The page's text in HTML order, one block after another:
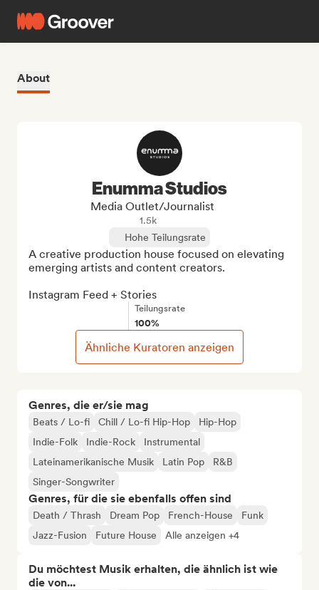
About
Genres, die er/sie mag
Beats / Lo-fi Chill / Lo-fi Hip-Hop
Hip-Hop
Indie-Folk
Indie-Rock
Instrumental
Lateinamerikanische Musik
Latin Pop
R&B
Singer-Songwriter
Genres, für die sie ebenfalls offen sind
Death / Thrash Dream Pop French-House
Funk
Jazz-Fusion
Future House Alle anzeigen +4
Du möchtest Musik erhalten, die ähnlich ist wie
die von...
Enumma Studios
Media Outlet/Journalist
1.5k
Hohe Teilungsrate
A creative production house focused on elevating
emerging artists and content creators.
Instagram Feed + Stories
Teilungsrate
100%
Ähnliche Kuratoren anzeigen